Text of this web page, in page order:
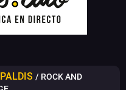
/ ROCK AND